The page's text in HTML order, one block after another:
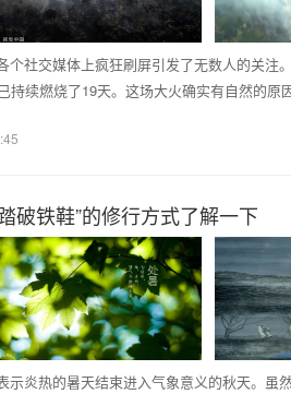
个社交媒体上疯狂刷屏引发了无数人的关注
持续燃烧了19天。这场大火确实有自然的
破铁鞋”的修行方式了解一下
示炎热的暑天结束进入气象意义的秋天。虽